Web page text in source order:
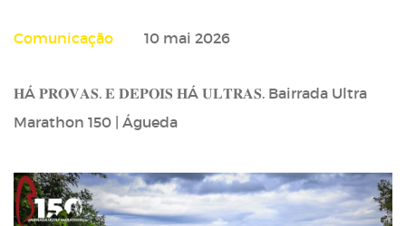
Comunicação 10 mai 2026
𝐇Á 𝐏𝐑𝐎𝐕𝐀𝐒. 𝐄 𝐃𝐄𝐏𝐎𝐈𝐒 𝐇Á 𝐔𝐋𝐓𝐑𝐀𝐒. Bairrada Ultra
Marathon 150 | Águeda